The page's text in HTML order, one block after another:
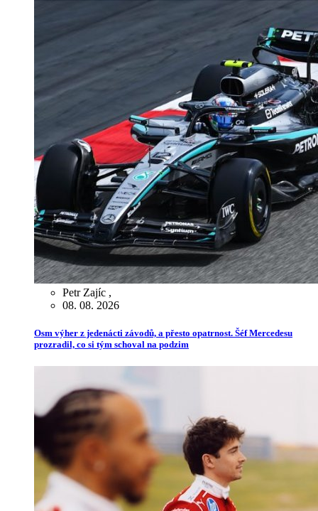
Petr Zajíc ,
08. 08. 2026
Osm výher z jedenácti závodů, a přesto opatrnost. Šéf Mercedesu
prozradil, co si tým schoval na podzim